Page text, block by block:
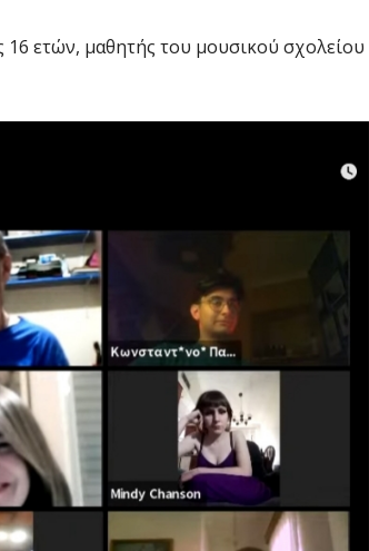
16 ετών, μαθητής του μουσικού σχολείου